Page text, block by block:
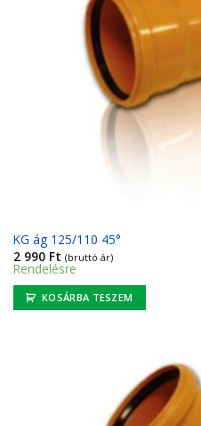
KG ág 125/110 45°
2 990 Ft (bruttó ár)
Rendelésre
KOSÁRBA TESZEM